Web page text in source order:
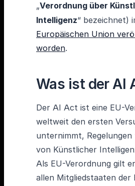
„Verordnung über
Intelligenz“ bezeichnet)
Europäischen Union
worden.
Was ist der AI
Der AI Act ist eine EU-
weltweit den ersten
unternimmt,
von Künstlicher
Als EU-Verordnung gilt
allen Mitgliedstaaten der